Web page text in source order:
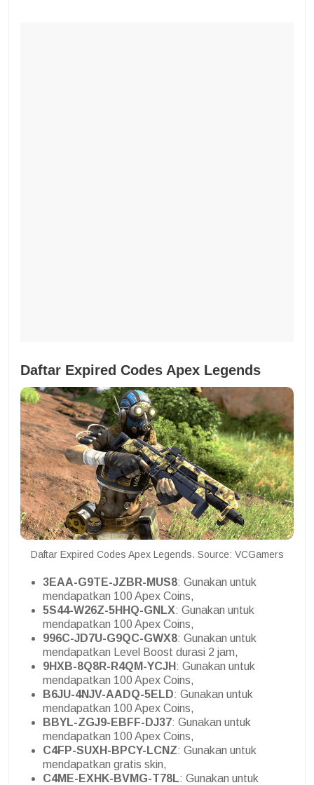
Daftar Expired Codes Apex Legends
Daftar Expired Codes Apex Legends. Source: VCGamers
3EAA-G9TE-JZBR-MUS8: Gunakan untuk
mendapatkan 100 Apex Coins,
5S44-W26Z-5HHQ-GNLX: Gunakan untuk
mendapatkan 100 Apex Coins,
996C-JD7U-G9QC-GWX8: Gunakan untuk
mendapatkan Level Boost durasi 2 jam,
9HXB-8Q8R-R4QM-YCJH : Gunakan untuk
mendapatkan 100 Apex Coins,
B6JU-4NJV-AADQ-5ELD: Gunakan untuk
mendapatkan 100 Apex Coins,
BBYL-ZGJ9-EBFF-DJ37: Gunakan untuk
mendapatkan 100 Apex Coins,
C4FP-SUXH-BPCY-LCNZ: Gunakan untuk
mendapatkan gratis skin,
C4ME-EXHK-BVMG-T78L: Gunakan untuk